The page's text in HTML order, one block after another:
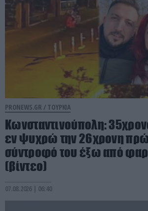
PRONEWS.GR / ΤΟΥΡΚΙΑ
Κωνσταντινούπολη:
εν ψυχρώ την 26χρονη
σύντροφό του έξω από
(βίντεο)
07.08.2026 | 06:40